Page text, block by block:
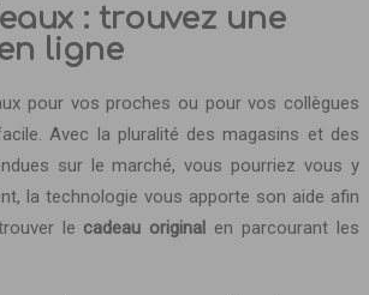
: trouvez une
ligne
pour vos proches ou pour vos collègues
Avec la pluralité des magasins et des
sur le marché, vous pourriez vous y
la technologie vous apporte son aide afin
le cadeau original en parcourant les